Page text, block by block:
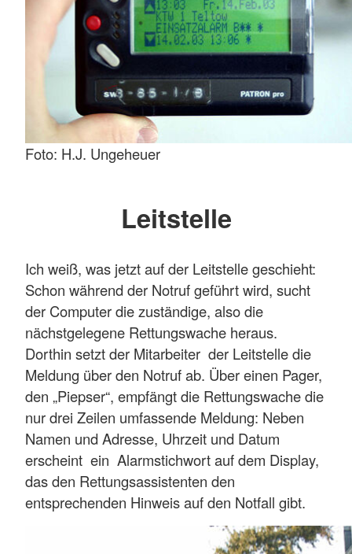
Foto: H.J. Ungeheuer
Leitstelle
Ich weiß, was jetzt auf der Leitstelle geschieht:
Schon während der Notruf geführt wird, sucht
der Computer die zuständige, also die
nächstgelegene Rettungswache heraus.
Dorthin setzt der Mitarbeiter der Leitstelle die
Meldung über den Notruf ab. Über einen Pager,
den „Piepser“, empfängt die Rettungswache die
nur drei Zeilen umfassende Meldung: Neben
Namen und Adresse, Uhrzeit und Datum
erscheint ein Alarmstichwort auf dem Display,
das den Rettungsassistenten den
entsprechenden Hinweis auf den Notfall gibt.